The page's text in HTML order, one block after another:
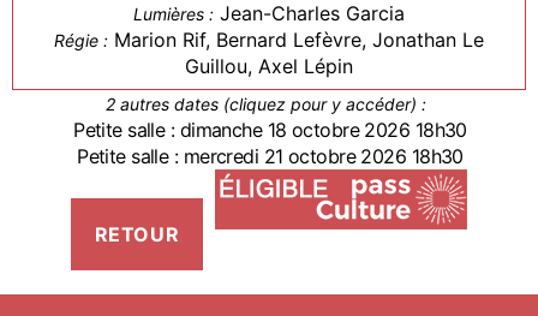
Lumières : Jean-Charles Garcia
Régie : Marion Rif, Bernard Lefèvre, Jonathan Le
Guillou, Axel Lépin
2 autres dates (cliquez pour y accéder) :
Petite salle : dimanche 18 octobre 2026 18h30
Petite salle : mercredi 21 octobre 2026 18h30